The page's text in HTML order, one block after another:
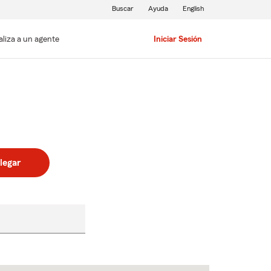
a un agente Iniciar Sesión
Buscar Ayuda English